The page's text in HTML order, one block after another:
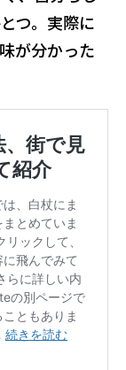
つ。実際に
が分かった